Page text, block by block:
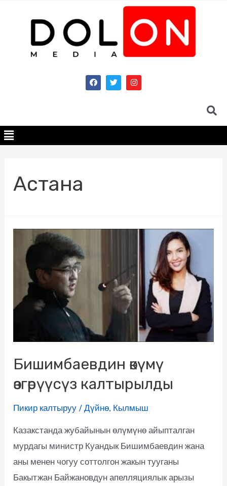
Астана
Бишимбаевдин өкүмү
өзгөрүүсүз калтырылды
Пикир калтыруу /Дүйнө, Кылмыш
Казакстанда жубайынын өлүмүнө айыпталган
мурдагы министр Куандык Бишимбаевдин жана
аны менен чогуу соттолгон жакын тууганы
Бакытжан Байжановдун апелляциялык арызы